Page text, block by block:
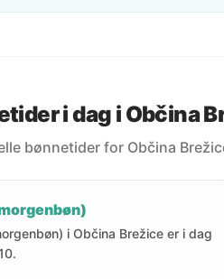
i dag i Občina
bønnetider for Občina
i Občina Brežice er i dag